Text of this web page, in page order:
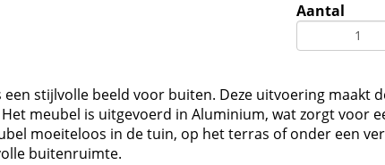
Aantal
een stijlvolle beeld voor buiten. Deze uitvoering
meubel is uitgevoerd in Aluminium, wat zorgt voor
moeiteloos in de tuin, op het terras of onder een
buitenruimte.